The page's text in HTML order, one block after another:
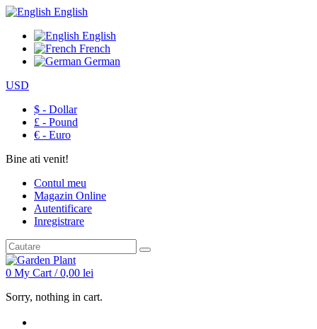
English
English
French
German
USD
$ - Dollar
£ - Pound
€ - Euro
Bine ati venit!
Contul meu
Magazin Online
Autentificare
Inregistrare
0 My Cart /0,00 lei
Sorry, nothing in cart.